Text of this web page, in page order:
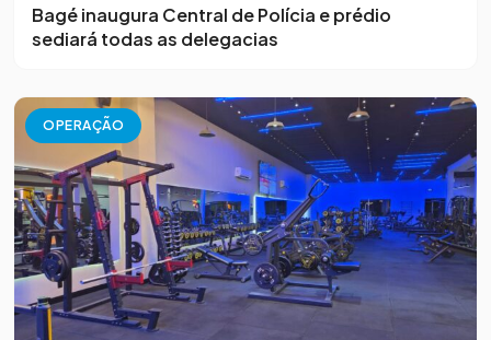
Bagé inaugura Central de Polícia e prédio
sediará todas as delegacias
OPERAÇÃO